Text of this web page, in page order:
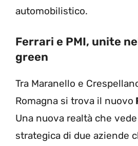
automobilistico.
Ferrari e PMI, unite
green
Tra Maranello e
Romagna si trova il nuovo
Una nuova realtà che
strategica di due aziende